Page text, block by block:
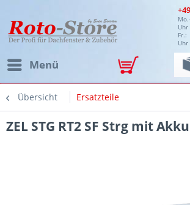
Uhr
Fr.:
Uhr
Menü
Übersicht Ersatzteile
ZEL STG RT2 SF Strg mit